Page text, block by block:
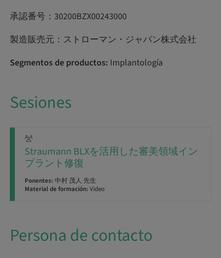
承認番号：30200BZX00243000
製造販売元：ストローマン・ジャパン株式会社
Segmentos de productos: Implantología
Sesiones
Straumann BLXを活用した審美領域イン
プラント修復
Ponentes: 中村 茂人 先生
Material de formación: Video
Persona de contacto